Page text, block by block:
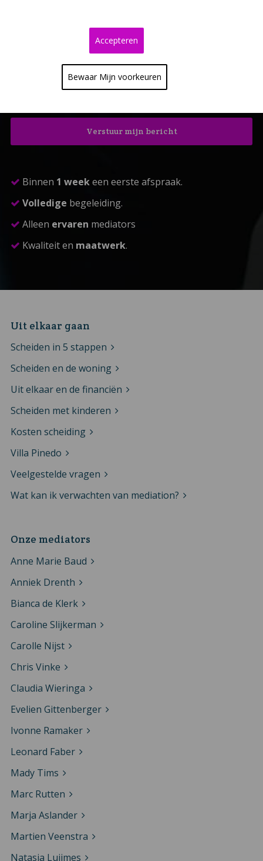
Bewaar Mijn voorkeuren
Accepteren
Binnen 1 weekeen eerste afspraak.
Volledige begeleiding.
Alleen ervaren mediators
Kwaliteit en maatwerk.
Uit elkaar gaan
Scheiden in 5 stappen
Scheiden en de woning
Uit elkaar en de financiën
Scheiden met kinderen
Kosten scheiding
Villa Pinedo
Veelgestelde vragen
Wat kan ik verwachten van mediation?
Onze mediators
Anne Marie Baud
Anniek Drenth
Bianca de Klerk
Caroline Slijkerman
Carolle Nijst
Chris Vinke
Claudia Wieringa
Evelien Gittenberger
Ivonne Ramaker
Leonard Faber
Mady Tims
Marc Rutten
Marja Aslander
Martien Veenstra
Natasja Luijmes